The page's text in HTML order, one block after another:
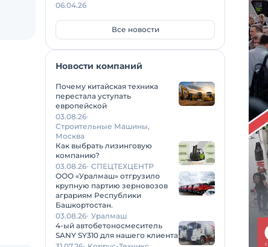
06.04.26
Все новости
Новости компаний
Почему китайская техника
перестала уступать
европейской
03.08.26
Строительные Машины,
Москва
Как выбрать лизинговую
компанию?
03.08.26 СПЕЦТЕХЦЕНТР
ООО «Уралмаш» отгрузило
крупную партию зерновозов
аграриям Республики
Башкортостан.
03.08.26 Уралмаш
4-ый автобетоносмеситель
SANY SY310 для нашего клиента